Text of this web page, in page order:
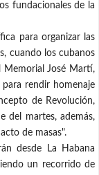
fundacionales de la
para organizar las
cuando los cubanos
Memorial José Martí,
rendir homenaje
de Revolución,
del martes, además,
de masas".
desde La Habana
un recorrido de